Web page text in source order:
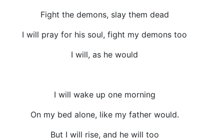
Fight the demons, slay them dead
I will pray for his soul, fight my demons too
I will, as he would
I will wake up one morning
On my bed alone, like my father would.
But I will rise, and he will too